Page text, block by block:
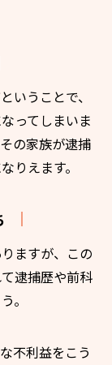
いうことで、
ってしまいま
の家族が逮捕
りえます。
ますが、この
逮捕歴や前科
。
不利益をこう